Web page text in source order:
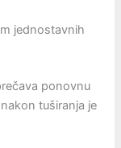
jednostavnih
ponovnu
tuširanja je